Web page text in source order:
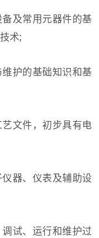
及常用元器件的基
术;
护的基础知识和基
文件，初步具有电
器、仪表及辅助设
试、运行和维护过